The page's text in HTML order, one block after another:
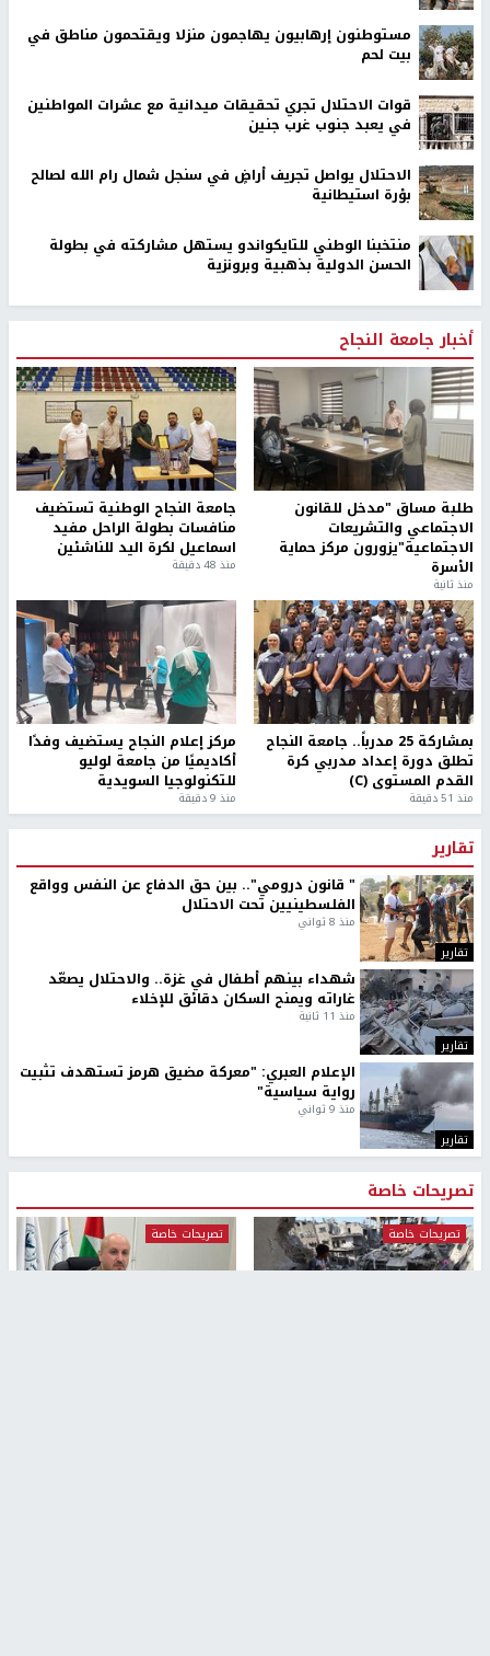
مستوطنون إرهابيون يهاجمون منزلا ويقتحمون مناطق في
بيت لحم
قوات الاحتلال تجري تحقيقات ميدانية مع عشرات المواطنين
في يعبد جنوب غرب جنين
الاحتلال يواصل تجريف أراضٍ في سنجل شمال رام الله لصالح
بؤرة استيطانية
منتخبنا الوطني للتايكواندو يستهل مشاركته في بطولة
الحسن الدولية بذهبية وبرونزية
أخبار جامعة النجاح
طلبة مساق "مدخل للقانون
الاجتماعي والتشريعات
الاجتماعية"يزورون مركز حماية
الأسرة
منذ ثانية
جامعة النجاح الوطنية تستضيف
منافسات بطولة الراحل مفيد
اسماعيل لكرة اليد للناشئين
منذ 48 دقيقة
بمشاركة 25 مدرباً.. جامعة النجاح
تطلق دورة إعداد مدربي كرة
القدم المستوى (C)
منذ 51 دقيقة
مركز إعلام النجاح يستضيف وفدًا
أكاديميًا من جامعة لوليو
للتكنولوجيا السويدية
منذ 9 دقيقة
تقارير
تقارير
" قانون درومي".. بين حق الدفاع عن النفس وواقع
الفلسطينيين تحت الاحتلال
منذ 8 ثواني
تقارير
شهداء بينهم أطفال في غزة.. والاحتلال يصعّد
غاراته ويمنح السكان دقائق للإخلاء
منذ 11 ثانية
تقارير
الإعلام العبري: "معركة مضيق هرمز تستهدف تثبيت
رواية سياسية"
منذ 9 ثواني
تصريحات خاصة
تصريحات خاصة تصريحات خاصة